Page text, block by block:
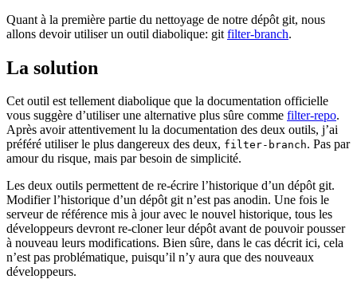
Quant à la première partie du nettoyage de notre dépôt git, nous
allons devoir utiliser un outil diabolique: git filter-branch.
La solution
Cet outil est tellement diabolique que la documentation officielle
vous suggère d’utiliser une alternative plus sûre comme filter-repo.
Après avoir attentivement lu la documentation des deux outils, j’ai
préféré utiliser le plus dangereux des deux, filter-branch. Pas par
amour du risque, mais par besoin de simplicité.
Les deux outils permettent de re-écrire l’historique d’un dépôt git.
Modifier l’historique d’un dépôt git n’est pas anodin. Une fois le
serveur de référence mis à jour avec le nouvel historique, tous les
développeurs devront re-cloner leur dépôt avant de pouvoir pousser
à nouveau leurs modifications. Bien sûre, dans le cas décrit ici, cela
n’est pas problématique, puisqu’il n’y aura que des nouveaux
développeurs.